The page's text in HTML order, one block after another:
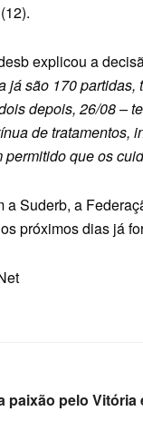
explicou a
já são 170
depois, 26/08 –
de tratamentos,
permitido que os
a Suderb, a
próximos dias já
paixão pelo Vitória